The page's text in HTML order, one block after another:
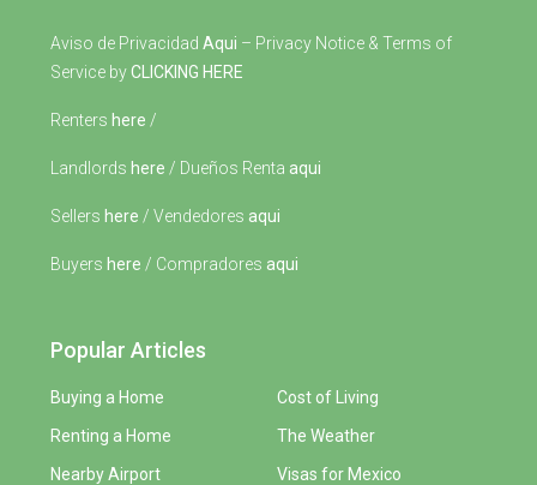
Aviso de Privacidad Aqui – Privacy Notice & Terms of
Service byCLICKING HERE
Renters here /
Landlords here / Dueños Renta aqui
Sellers here / Vendedores aqui
Buyers here / Compradores aqui
Popular Articles
Buying a Home
Renting a Home
Nearby Airport
Cost of Living
The Weather
Visas for Mexico